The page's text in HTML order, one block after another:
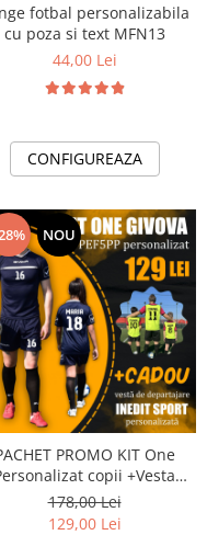
fotbal personalizabila
cu poza si text MFN13
44,00 Lei
CONFIGUREAZA
NOU
PROMO KIT One
copii +Vesta
Cadou PEF5PP
178,00 Lei
129,00 Lei